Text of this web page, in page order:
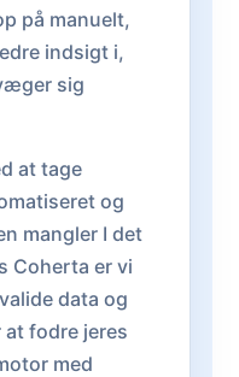
på manuelt,
indsigt i,
sig
at tage
og
mangler I det
Coherta er vi
data og
fodre jeres
med